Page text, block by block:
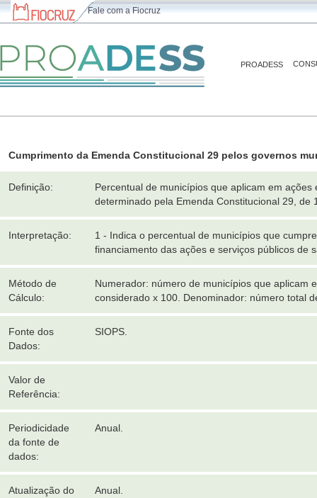
Fale com a Fiocruz
PROADESS
Cumprimento da Emenda Constitucional 29 pelos governos
Definição:
Percentual de municípios que aplicam em
determinado pela Emenda Constitucional 29,
Interpretação:
1 - Indica o percentual de municípios que
financiamento das ações e serviços públicos de
Método de
Cálculo:
Numerador: número de municípios que aplicam
considerado x 100. Denominador: número total
Fonte dos
Dados:
SIOPS.
Valor de
Referência:
Periodicidade
da fonte de
dados:
Anual.
Atualização do
Anual.